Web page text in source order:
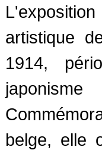
artistique
1914,
belge, elle